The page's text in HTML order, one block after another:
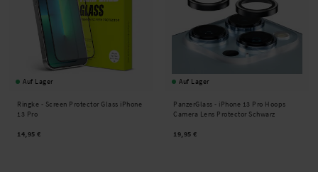
Auf Lager
Ringke - Screen Protector Glass iPhone
13 Pro
14,95 €
Auf Lager
PanzerGlass - iPhone 13 Pro Hoops
Camera Lens Protector Schwarz
19,95 €